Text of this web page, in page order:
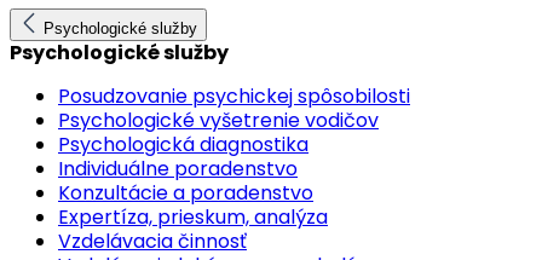
Psychologické služby
Psychologické služby
Posudzovanie psychickej spôsobilosti
Psychologické vyšetrenie vodičov
Psychologická diagnostika
Individuálne poradenstvo
Konzultácie a poradenstvo
Expertíza, prieskum, analýza
Vzdelávacia činnosť